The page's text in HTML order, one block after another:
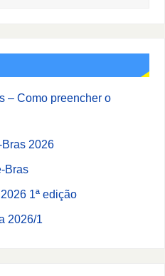
– Como preencher o
2026
Bras
1ª edição
2026/1